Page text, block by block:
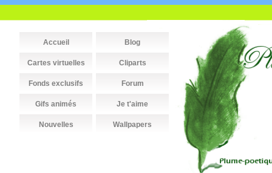
Accueil Blog
Cartes virtuelles Cliparts
Fonds exclusifs Forum
Gifs animés Je t'aime
Nouvelles Wallpapers